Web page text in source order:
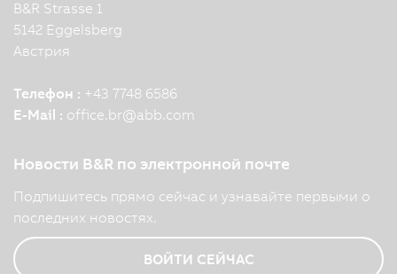
B&R Strasse 1
5142 Eggelsberg
Австрия
Телефон : +43 7748 6586
E-Mail : office.br@abb.com
Новости B&R по электронной почте
Подпишитесь прямо сейчас и узнавайте первыми о
последних новостях.
ВОЙТИ СЕЙЧАС